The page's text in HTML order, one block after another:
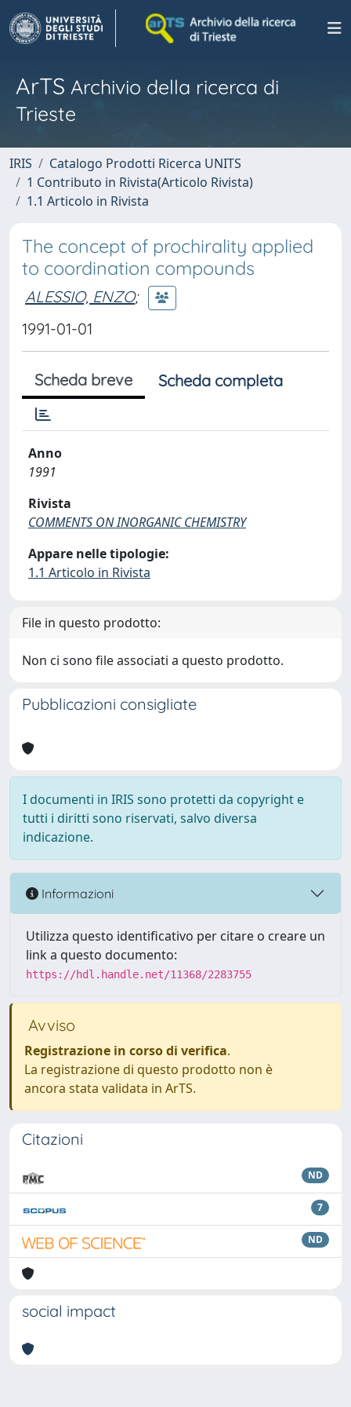
ArTS Archivio della ricerca di
Trieste
IRIS
Catalogo Prodotti Ricerca UNITS
1 Contributo in Rivista(Articolo Rivista)
1.1 Articolo in Rivista
The concept of prochirality applied
to coordination compounds
ALESSIO, ENZO;
1991-01-01
Scheda breve Scheda completa
Anno
1991
Rivista
COMMENTS ON INORGANIC CHEMISTRY
Appare nelle tipologie:
1.1 Articolo in Rivista
File in questo prodotto:
Non ci sono file associati a questo prodotto.
Pubblicazioni consigliate
I documenti in IRIS sono protetti da copyright e
tutti i diritti sono riservati, salvo diversa
indicazione.
Informazioni
Utilizza questo identificativo per citare o creare un
link a questo documento:
https://hdl.handle.net/11368/2283755
Avviso
Registrazione in corso di verifica.
La registrazione di questo prodotto non è
ancora stata validata in ArTS.
Citazioni
ND
7
ND
social impact